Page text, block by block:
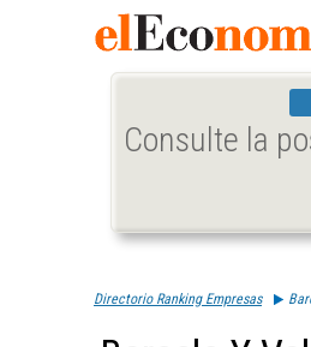
Consulte la
Directorio Ranking Empresas